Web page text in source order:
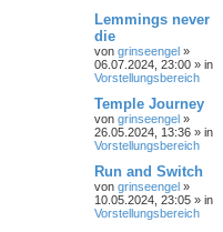
Lemmings never
die
von grinseengel »
06.07.2024, 23:00 » in
Vorstellungsbereich
Temple Journey
von grinseengel »
26.05.2024, 13:36 » in
Vorstellungsbereich
Run and Switch
von grinseengel »
10.05.2024, 23:05 » in
Vorstellungsbereich